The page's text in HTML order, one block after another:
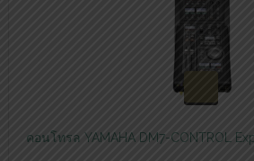
คอนโทรล YAMAHA DM7-CONTROL